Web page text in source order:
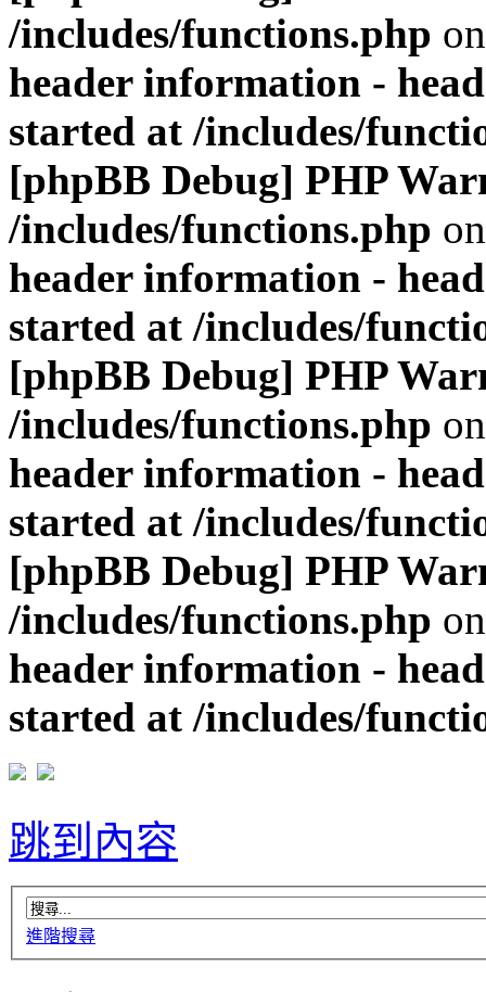
/includes/functions.php
header information -
started at /includes/
[phpBB Debug] PHP
/includes/functions.php
header information -
started at /includes/
[phpBB Debug] PHP
/includes/functions.php
header information -
started at /includes/
[phpBB Debug] PHP
/includes/functions.php
header information -
started at /includes/
跳到內容
進階搜尋